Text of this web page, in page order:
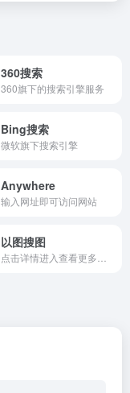
360搜索
360旗下的搜索引擎服务
Bing搜索
微软旗下搜索引擎
Anywhere
输入网址即可访问网站
以图搜图